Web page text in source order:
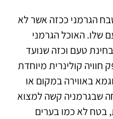
הגרמני ככזה אשר לא
שלו. האוכל הגרמני
טעם וכזה שנועד
קולינרית מיוחדת
באווירה במקום או
שבגרמניה קשה למצוא
בטח לא כמו בערים